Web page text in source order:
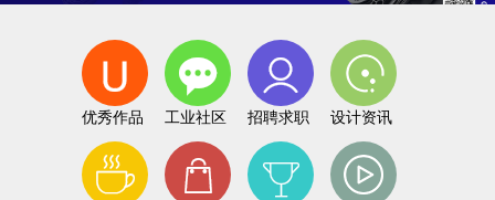
优秀作品 工业社区 招聘求职 设计资讯